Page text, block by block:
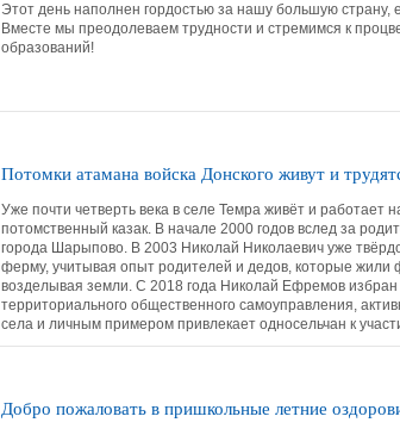
Этот день наполнен гордостью за нашу большую страну,
Вместе мы преодолеваем трудности и стремимся к
образований!
Потомки атамана войска Донского живут и
Уже почти четверть века в селе Темра живёт и работает
потомственный казак. В начале 2000 годов вслед за
города Шарыпово. В 2003 Николай Николаевич уже
ферму, учитывая опыт родителей и дедов, которые жили
возделывая земли. С 2018 года Николай Ефремов
территориального общественного самоуправления,
села и личным примером привлекает односельчан к
Добро пожаловать в пришкольные летние